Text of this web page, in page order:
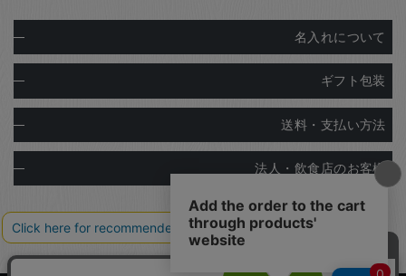
名入れについて
ギフト包装
送料・支払い方法
法人・飲食店のお客様